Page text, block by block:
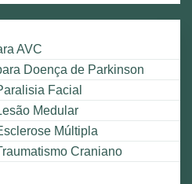
AVC
Doença de Parkinson
Facial
Medular
Múltipla
Craniano